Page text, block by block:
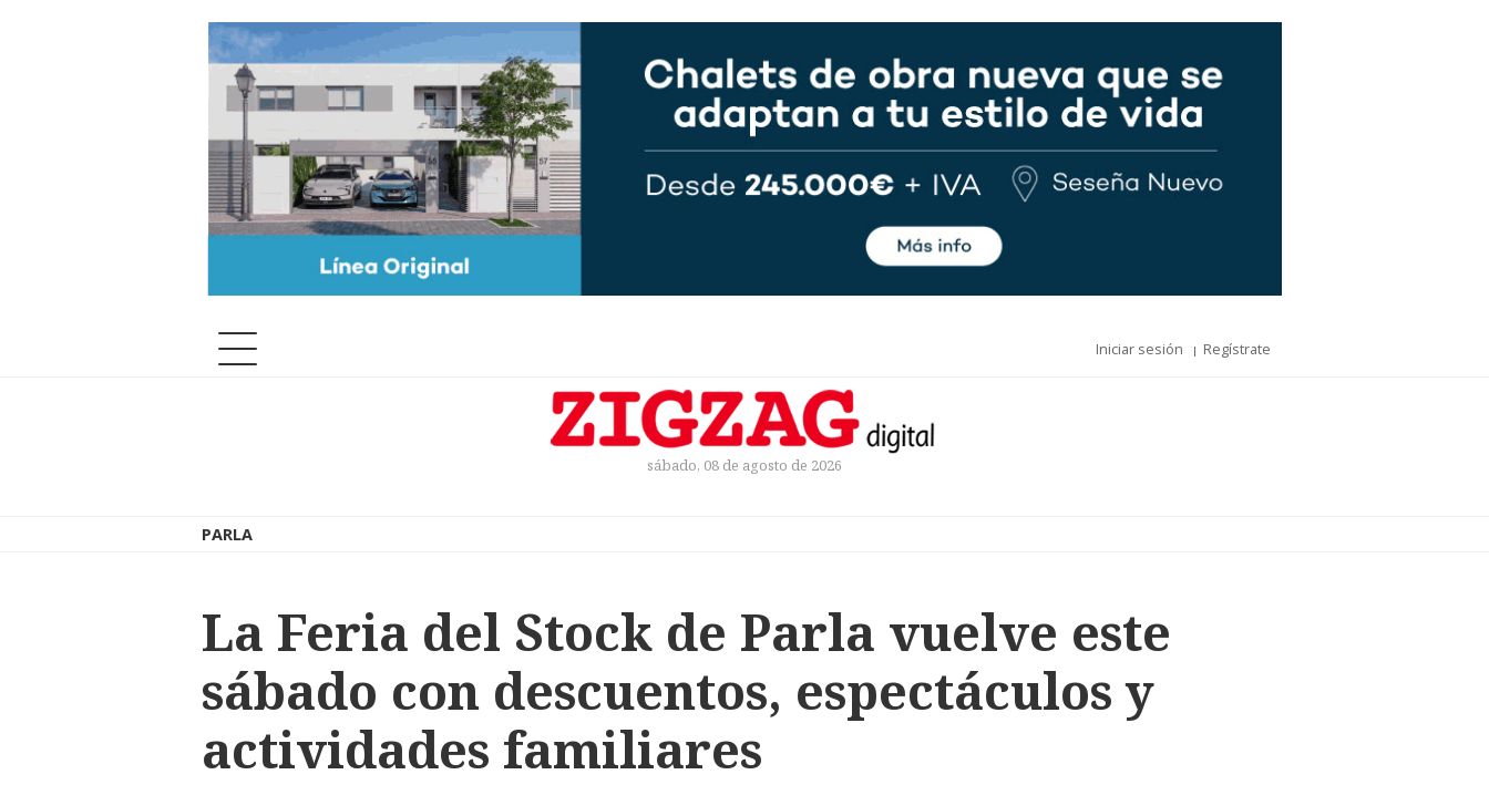
Iniciar sesión Regístrate
sábado, 08 de agosto de 2026
PARLA
La Feria del Stock de Parla vuelve este
sábado con descuentos, espectáculos y
actividades familiares